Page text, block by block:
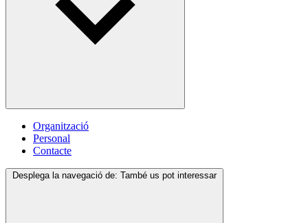
Organització
Personal
Contacte
Desplega la navegació de: També us pot interessar